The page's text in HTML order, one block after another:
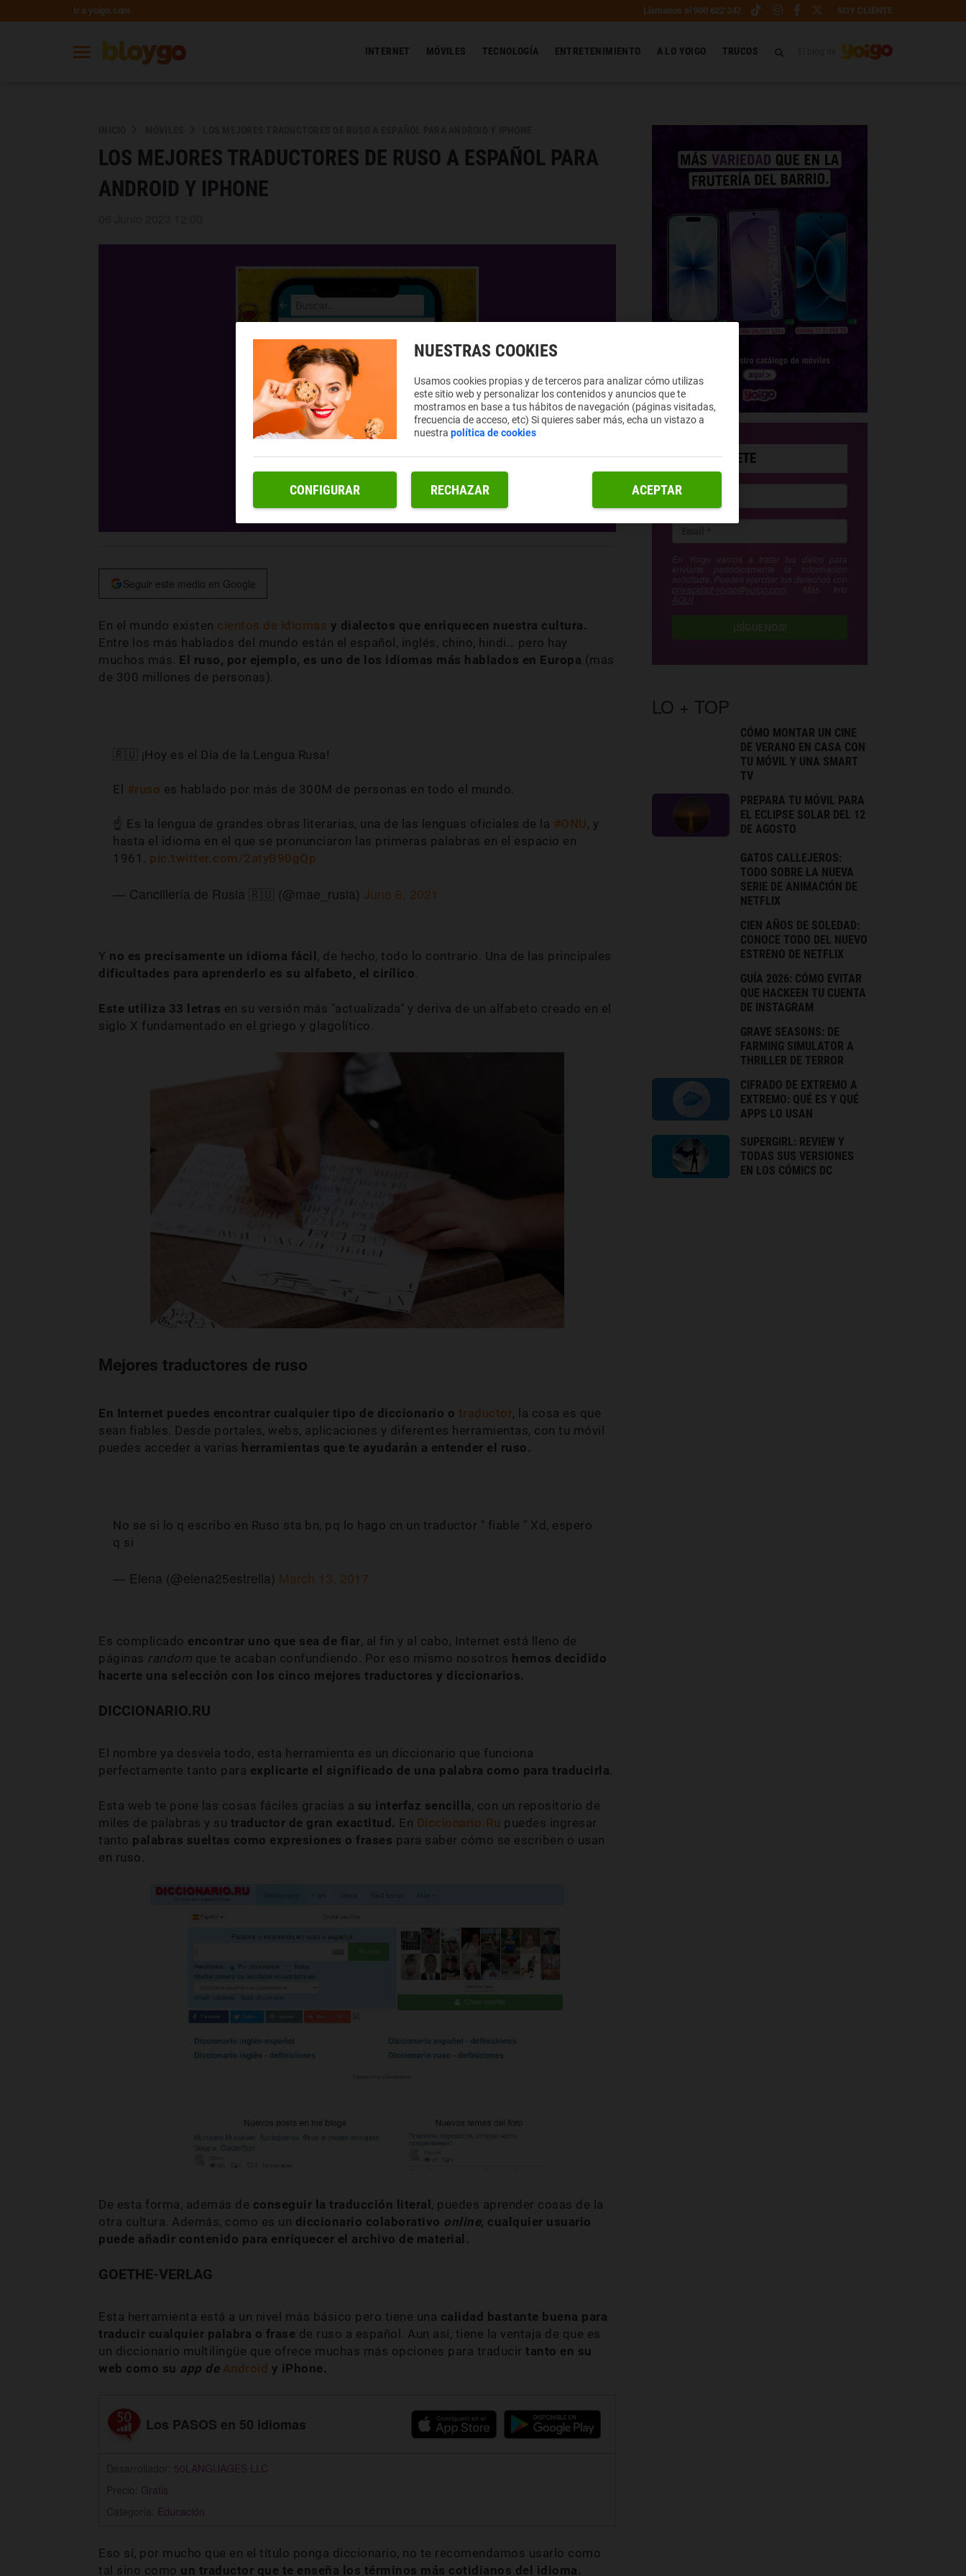
Ir a yoigo.com Llámanos al 900 622 247 SOY CLIENTE
INTERNET MÓVILES TECNOLOGÍA ENTRETENIMIENTO A LO YOIGO TRUCOS
LOS MEJORES TRADUCTORES DE RUSO A ESPAÑOL PARA
ANDROID Y IPHONE
Seguir este medio en Google
En el mundo existen cientos de idiomas y dialectos que enriquecen nuestra cultura.
Entre los más hablados del mundo están el español, inglés, chino, hindi… pero hay
muchos más. El ruso, por ejemplo, es uno de los idiomas más hablados en Europa (más
de 300 millones de personas).
🇷🇺 ¡Hoy es el Día de la Lengua Rusa!
El #ruso es hablado por más de 300M de personas en todo el mundo.
☝️ Es la lengua de grandes obras literarias, una de las lenguas oficiales de la #ONU, y
hasta el idioma en el que se pronunciaron las primeras palabras en el espacio en
1961. pic.twitter.com/2atyB90gQp
— Cancillería de Rusia 🇷🇺 (@mae_rusia) June 6, 2021
Y no es precisamente un idioma fácil , de hecho, todo lo contrario. Una de las principales
dificultades para aprenderlo es su alfabeto, el cirílico.
Este utiliza 33 letras en su versión más "actualizada" y deriva de un alfabeto creado en el
siglo X fundamentado en el griego y glagolítico.
Mejores traductores de ruso
En Internet puedes encontrar cualquier tipo de diccionario o traductor, la cosa es que
sean fiables. Desde portales, webs, aplicaciones y diferentes herramientas, con tu móvil
puedes acceder a varias herramientas que te ayudarán a entender el ruso.
No se si lo q escribo en Ruso sta bn, pq lo hago cn un traductor " fiable " Xd, espero
q si
— Elena (@elena25estrella) March 13, 2017
Es complicado encontrar uno que sea de fiar, al fin y al cabo, Internet está lleno de
páginas random que te acaban confundiendo. Por eso mismo nosotros hemos decidido
hacerte una selección con los cinco mejores traductores y diccionarios.
DICCIONARIO.RU
El nombre ya desvela todo, esta herramienta es un diccionario que funciona
perfectamente tanto para explicarte el significado de una palabra como para traducirla
Esta web te pone las cosas fáciles gracias a su interfaz sencilla, con un repositorio de
miles de palabras y su traductor de gran exactitud. En Diccionario.Ru puedes ingresar
tanto palabras sueltas como expresiones o frases para saber cómo se escriben o usan
en ruso.
De esta forma, además de conseguir la traducción literal , puedes aprender cosas de la
otra cultura. Además, como es un diccionario colaborativo online, cualquier usuario
puede añadir contenido para enriquecer el archivo de material.
GOETHE-VERLAG
Esta herramienta está a un nivel más básico pero tiene una calidad bastante buena para
traducir cualquier palabra o frase de ruso a español. Aun así, tiene la ventaja de que es
un diccionario multilingüe que ofrece muchas más opciones para traducir tanto en su
web como su app de Android y iPhone.
Los PASOS en 50 idiomas
50LANGUAGES LLC
Gratis
Educación
Eso sí, por mucho que en el título ponga diccionario, no te recomendamos usarlo como
tal sino como un traductor que te enseña los términos más cotidianos del idioma.
SUSCRÍBETE
En Yoigo vamos a tratar tus datos para
enviarte periódicamente la información
solicitada. Puedes ejercitar tus derechos con
privacidad-yoigo@yoigo.com . Más Info
AQUÍ
¡SÍGUENOS!
LO + TOP
CÓMO MONTAR UN CINE
DE VERANO EN CASA CON
TU MÓVIL Y UNA SMART
TV
PREPARA TU MÓVIL PARA
EL ECLIPSE SOLAR DEL 12
DE AGOSTO
GATOS CALLEJEROS:
TODO SOBRE LA NUEVA
SERIE DE ANIMACIÓN DE
NETFLIX
CIEN AÑOS DE SOLEDAD:
CONOCE TODO DEL NUEVO
ESTRENO DE NETFLIX
GUÍA 2026: CÓMO EVITAR
QUE HACKEEN TU CUENTA
DE INSTAGRAM
GRAVE SEASONS: DE
FARMING SIMULATOR A
THRILLER DE TERROR
CIFRADO DE EXTREMO A
EXTREMO: QUÉ ES Y QUÉ
APPS LO USAN
SUPERGIRL: REVIEW Y
TODAS SUS VERSIONES
EN LOS CÓMICS DC
NUESTRAS COOKIES
Usamos cookies propias y de terceros para analizar cómo utilizas
este sitio web y personalizar los contenidos y anuncios que te
mostramos en base a tus hábitos de navegación (páginas visitadas,
frecuencia de acceso, etc) Si quieres saber más, echa un vistazo a
nuestrapolítica de cookies
RECHAZAR ACEPTAR
CONFIGURAR